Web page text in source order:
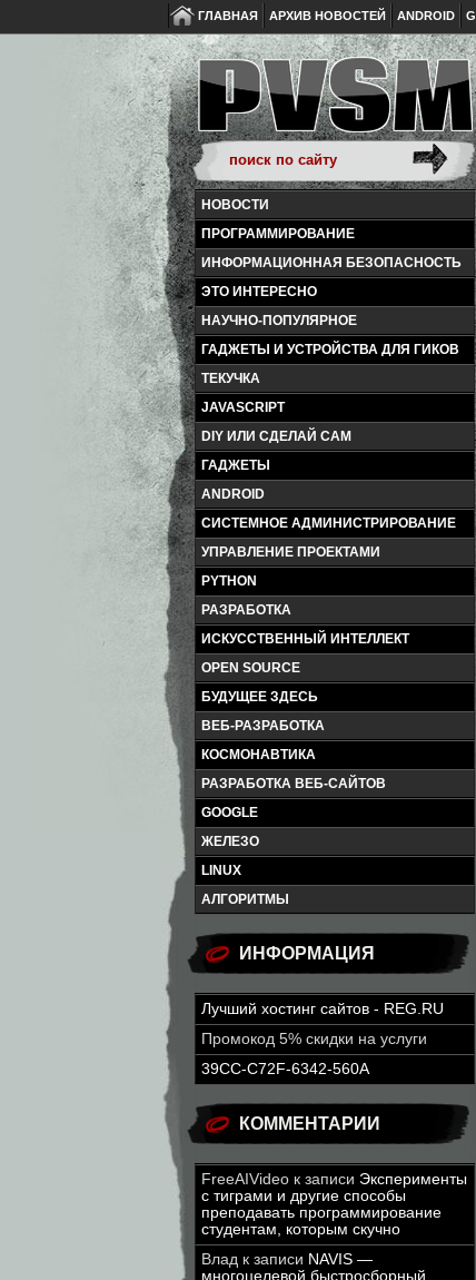
ГЛАВНАЯ АРХИВ НОВОСТЕЙ ANDROID
НОВОСТИ
ПРОГРАММИРОВАНИЕ
ИНФОРМАЦИОННАЯ БЕЗОПАСНОСТЬ
ЭТО ИНТЕРЕСНО
НАУЧНО-ПОПУЛЯРНОЕ
ГАДЖЕТЫ И УСТРОЙСТВА ДЛЯ ГИКОВ
ТЕКУЧКА
JAVASCRIPT
DIY ИЛИ СДЕЛАЙ САМ
ГАДЖЕТЫ
ANDROID
СИСТЕМНОЕ АДМИНИСТРИРОВАНИЕ
УПРАВЛЕНИЕ ПРОЕКТАМИ
PYTHON
РАЗРАБОТКА
ИСКУССТВЕННЫЙ ИНТЕЛЛЕКТ
OPEN SOURCE
БУДУЩЕЕ ЗДЕСЬ
ВЕБ-РАЗРАБОТКА
КОСМОНАВТИКА
РАЗРАБОТКА ВЕБ-САЙТОВ
GOOGLE
ЖЕЛЕЗО
LINUX
АЛГОРИТМЫ
ИНФОРМАЦИЯ
Лучший хостинг сайтов - REG.RU
Промокод 5% скидки на услуги
39CC-C72F-6342-560A
КОММЕНТАРИИ
FreeAIVideo к записи Эксперименты
с тиграми и другие способы
преподавать программирование
студентам, которым скучно
Влад к записи NAVIS —
многоцелевой быстросборный